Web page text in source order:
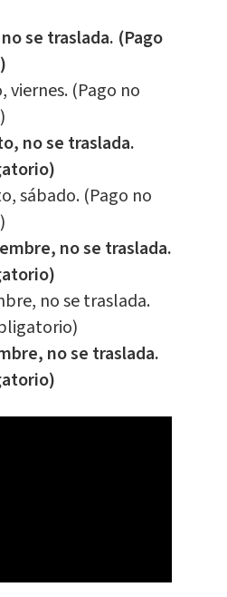
se traslada. (Pago
viernes. (Pago no
no se traslada.
sábado. (Pago no
no se traslada.
no se traslada.
no se traslada.